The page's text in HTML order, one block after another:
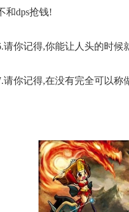
和dps抢钱!
记得,你能让人头的时候
记得,在没有完全可以称